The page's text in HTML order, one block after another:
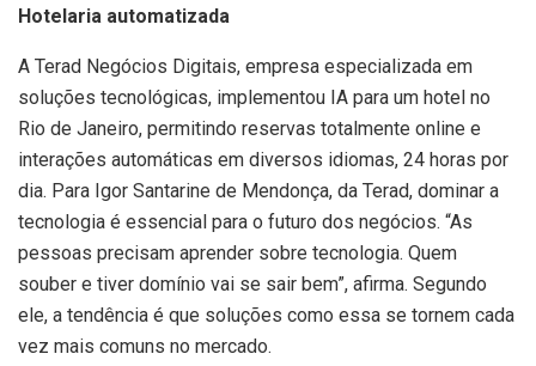
Hotelaria automatizada
A Terad Negócios Digitais, empresa especializada em
soluções tecnológicas, implementou IA para um hotel no
Rio de Janeiro, permitindo reservas totalmente online e
interações automáticas em diversos idiomas, 24 horas por
dia. Para Igor Santarine de Mendonça, da Terad, dominar a
tecnologia é essencial para o futuro dos negócios. “As
pessoas precisam aprender sobre tecnologia. Quem
souber e tiver domínio vai se sair bem”, afirma. Segundo
ele, a tendência é que soluções como essa se tornem cada
vez mais comuns no mercado.